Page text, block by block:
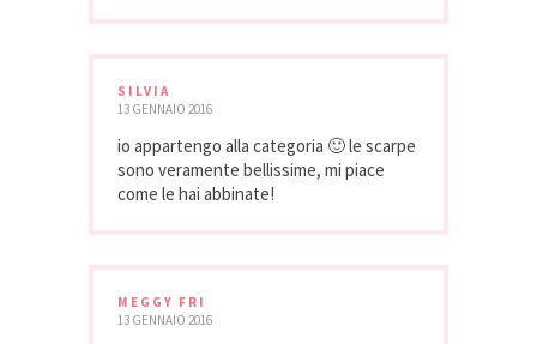
SILVIA
13 GENNAIO 2016
io appartengo alla categoria 🙂 le scarpe
sono veramente bellissime, mi piace
come le hai abbinate!
MEGGY FRI
13 GENNAIO 2016